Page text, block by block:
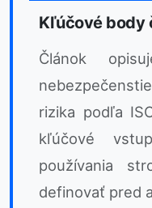
Kľúčové body
Článok
rizika podľa
kľúčové
používania
definovať pred